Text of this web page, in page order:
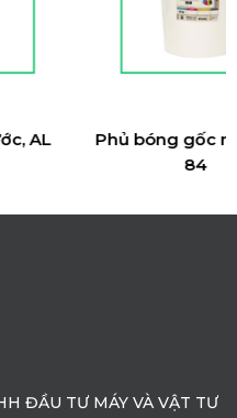
Phủ bóng gốc nước, VG
ĐẦU TƯ MÁY VÀ VẬT TƯ